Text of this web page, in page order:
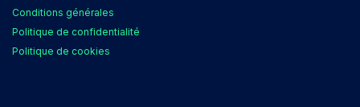
Conditions générales
Politique de confidentialité
Politique de cookies